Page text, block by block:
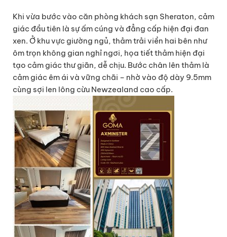
Khi vừa bước vào căn phòng khách sạn Sheraton, cảm
giác đầu tiên là sự ấm cúng và đẳng cấp hiện đại đan
xen. Ở khu vực giường ngủ, thảm trải viền hai bên như
ôm trọn không gian nghỉ ngơi, họa tiết thảm hiện đại
tạo cảm giác thư giãn, dễ chịu. Bước chân lên thảm là
cảm giác êm ái và vững chãi – nhờ vào độ dày 9.5mm
cùng sợi len lông cừu Newzealand cao cấp.